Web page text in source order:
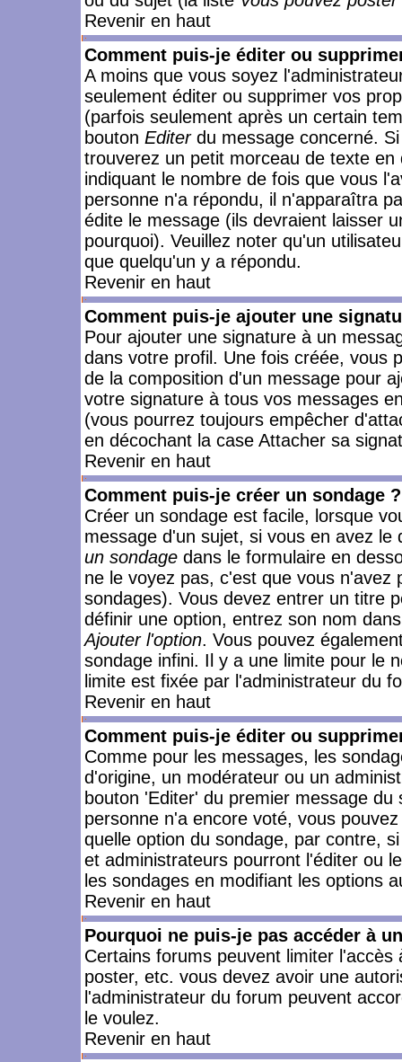
Revenir en haut
Comment puis-je éditer ou
A moins que vous soyez
seulement éditer ou supprimer vos
(parfois seulement après un certain
bouton Editerdu message concerné.
trouverez un petit morceau de texte
indiquant le nombre de fois que vous
personne n'a répondu, il n'apparaîtra
édite le message (ils devraient laisser
pourquoi). Veuillez noter qu'un
que quelqu'un y a répondu.
Revenir en haut
Comment puis-je ajouter une
Pour ajouter une signature à un
dans votre profil. Une fois créée, vous
de la composition d'un message pour
votre signature à tous vos messages
(vous pourrez toujours empêcher
en décochant la case Attacher sa
Revenir en haut
Comment puis-je créer un sondage ?
Créer un sondage est facile, lorsque
message d'un sujet, si vous en avez
un sondage dans le formulaire en
ne le voyez pas, c'est que vous
sondages). Vous devez entrer un titre
définir une option, entrez son nom
Ajouter l'option. Vous pouvez
sondage infini. Il y a une limite pour le
limite est fixée par l'administrateur du
Revenir en haut
Comment puis-je éditer ou
Comme pour les messages, les
d'origine, un modérateur ou un
bouton 'Editer' du premier message
personne n'a encore voté, vous
quelle option du sondage, par contre,
et administrateurs pourront l'éditer ou
les sondages en modifiant les options
Revenir en haut
Pourquoi ne puis-je pas accéder à
Certains forums peuvent limiter
poster, etc. vous devez avoir une
l'administrateur du forum peuvent
le voulez.
Revenir en haut